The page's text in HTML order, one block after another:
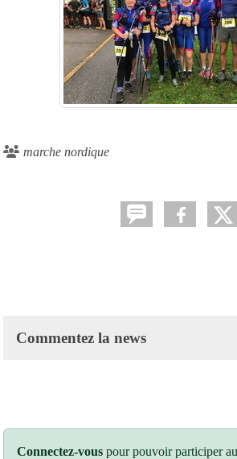
marche nordique
Commentez la news
Connectez-vous pour pouvoir participer